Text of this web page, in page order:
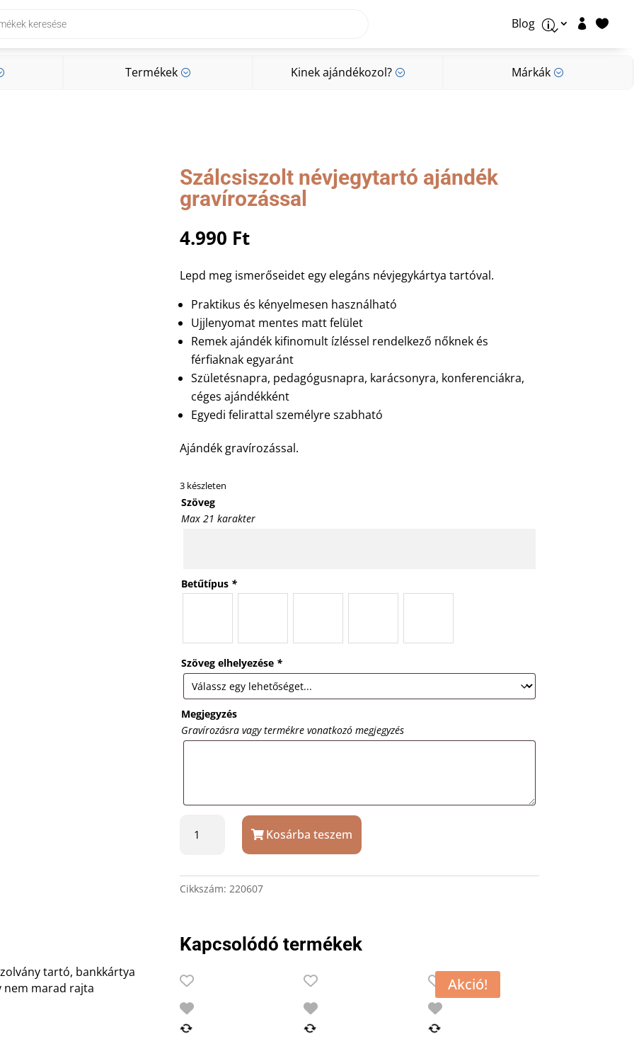
Blog p  
Termékek ; Kinek ajándékozol? ; Márkák ;
Márkák;
Szálcsiszolt névjegytartó ajándék
gravírozással
4.990 Ft
Lepd meg ismerőseidet egy elegáns névjegykártya tartóval.
Praktikus és kényelmesen használható
Ujjlenyomat mentes matt felület
Remek ajándék kifinomult ízléssel rendelkező nőknek és
férfiaknak egyaránt
Születésnapra, pedagógusnapra, karácsonyra, konferenciákra,
céges ajándékként
Egyedi felirattal személyre szabható
Ajándék gravírozással.
3 készleten
Szöveg
Max 21 karakter
Betűtípus *
Szöveg elhelyezése *
Megjegyzés
Gravírozásra vagy termékre vonatkozó megjegyzés
névjegytartó
mennyiség
Kosárba teszem
Cikkszám: 220607
tartó, bankkártya
nem marad rajta
Kapcsolódó termékek
Akció!